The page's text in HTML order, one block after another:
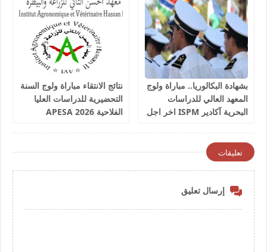
بشهادة البكالوريا.. مباراة ولوج
المعهد العالي للدراسات
البحرية آكادير ISPM اخر اجل
نتائج الانتقاء مباراة ولوج السنة
التحضيرية للدراسات العليا
الفلاحية 2026 APESA
تعليقات
إرسال تعليق